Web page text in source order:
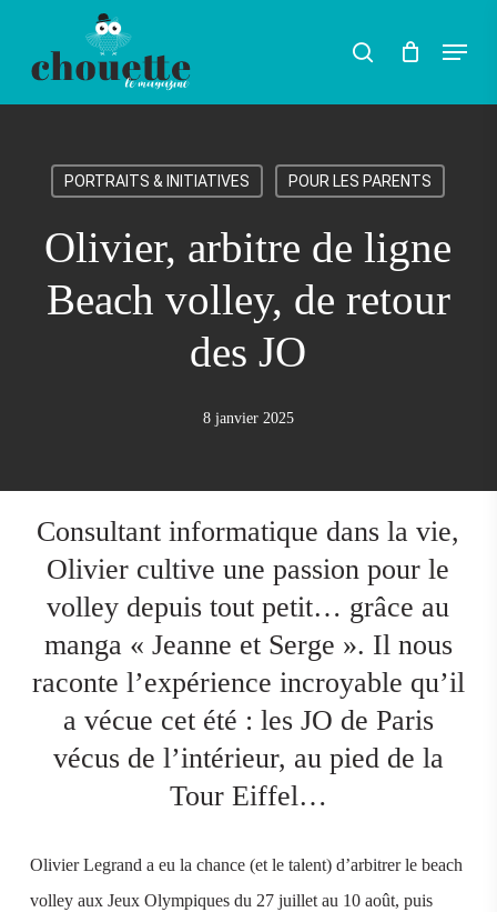
Rechercher
search Menu
PORTRAITS & INITIATIVES POUR LES PARENTS
Olivier, arbitre de ligne
Beach volley, de retour
des JO
8 janvier 2025
Consultant informatique dans la vie,
Olivier cultive une passion pour le
volley depuis tout petit… grâce au
manga « Jeanne et Serge ». Il nous
raconte l’expérience incroyable qu’il
a vécue cet été : les JO de Paris
vécus de l’intérieur, au pied de la
Tour Eiffel…
Olivier Legrand a eu la chance (et le talent) d’arbitrer le beach
volley aux Jeux Olympiques du 27 juillet au 10 août, puis